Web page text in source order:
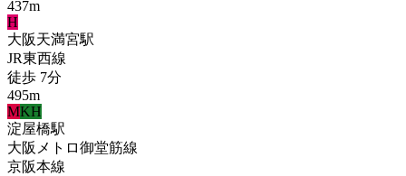
437m
H
大阪天満宮駅
JR東西線
徒歩 7分
495m
MKH
淀屋橋駅
大阪メトロ御堂筋線
京阪本線